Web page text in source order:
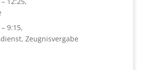
– 9:15,
Zeugnisvergabe